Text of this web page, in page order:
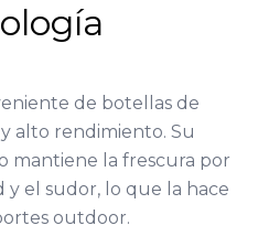
de botellas de
alto rendimiento. Su
mantiene la frescura por
el sudor, lo que la hace
outdoor.